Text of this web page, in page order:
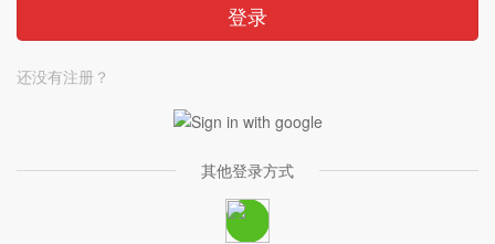
登录
还没有注册？
其他登录方式